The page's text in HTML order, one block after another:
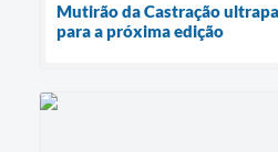
Mutirão da Castração
para a próxima edição